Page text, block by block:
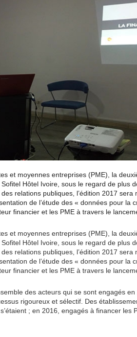
et moyennes entreprises (PME), la
Hôtel Ivoire, sous le regard de plus
relations publiques, l’édition 2017
de l’étude des « données pour la
financier et les PME à travers le
et moyennes entreprises (PME), la
Hôtel Ivoire, sous le regard de plus
relations publiques, l’édition 2017
de l’étude des « données pour la
financier et les PME à travers le
des acteurs qui se sont engagés
rigoureux et sélectif. Des
; en 2016, engagés à financer les